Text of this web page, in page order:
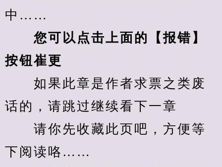
中……
您可以点击上面的【报错】
按钮崔更
如果此章是作者求票之类废
话的，请跳过继续看下一章
请你先收藏此页吧，方便等
下阅读咯……